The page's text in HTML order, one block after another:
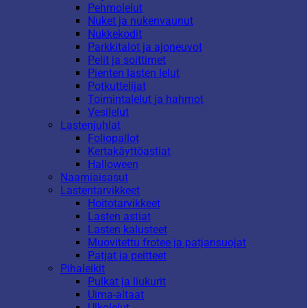
Pehmolelut
Nuket ja nukenvaunut
Nukkekodit
Parkkitalot ja ajoneuvot
Pelit ja soittimet
Pienten lasten lelut
Potkuttelijat
Toimintalelut ja hahmot
Vesilelut
Lastenjuhlat
Foliopallot
Kertakäyttöastiat
Halloween
Naamiaisasut
Lastentarvikkeet
Hoitotarvikkeet
Lasten astiat
Lasten kalusteet
Muovitettu frotee ja patjansuojat
Patjat ja peitteet
Pihaleikit
Pulkat ja liukurit
Uima-altaat